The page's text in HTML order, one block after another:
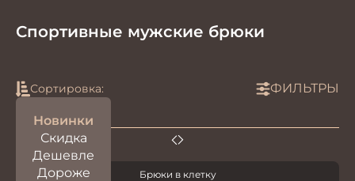
Спортивные мужские брюки
Сортировка:
Новинки
Скидка
Дешевле
Дороже
ФИЛЬТРЫ
Брюки в клетку